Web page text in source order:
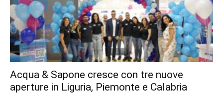
Acqua & Sapone cresce con tre nuove
aperture in Liguria, Piemonte e Calabria